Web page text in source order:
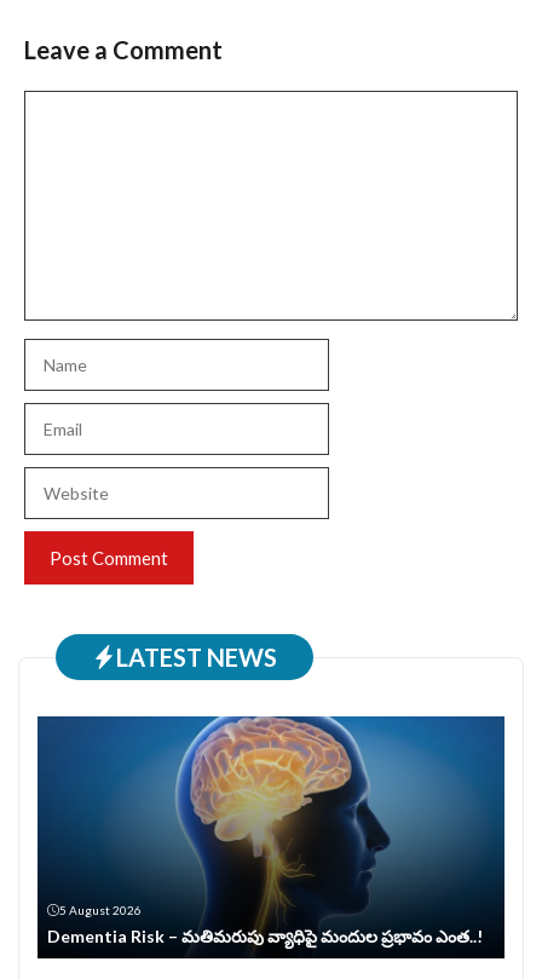
Leave a Comment
LATEST NEWS
5 August 2026
Dementia Risk – మతిమరుపు వ్యాధిపై మందుల ప్రభావం ఎంత..!